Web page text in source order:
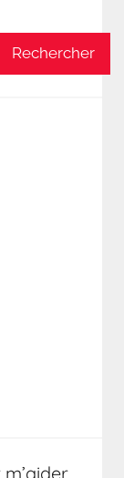
Rechercher